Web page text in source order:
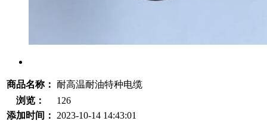
商品名称： 耐高温耐油特种电缆
浏览：
126
添加时间：
2023-10-14 14:43:01